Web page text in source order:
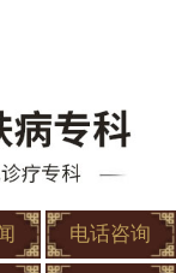
电话咨询